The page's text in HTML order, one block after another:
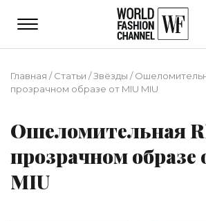
Главная /Статьи /Звёзды /
прозрачном образе от MIU MIU
Ошеломительная
прозрачном образе
MIU